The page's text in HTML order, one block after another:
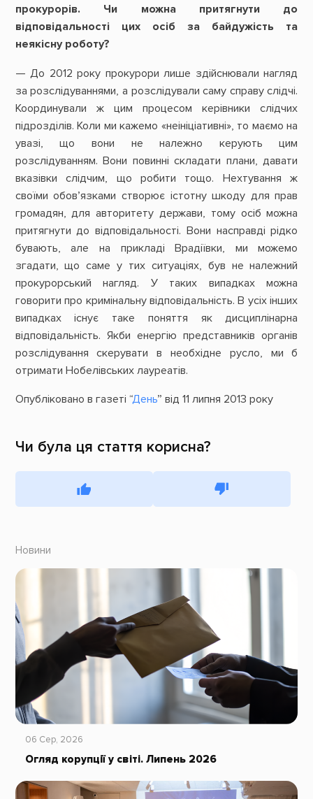
прокурорів. Чи можна притягнути до
відповідальності цих осіб за байдужість та
неякісну роботу?
— До 2012 року прокурори лише здійснювали нагляд
за розслідуваннями, а розслідували саму справу слідчі.
Координували ж цим процесом керівники слідчих
підрозділів. Коли ми кажемо «неініціативні», то маємо на
увазі, що вони не належно керують цим
розслідуванням. Вони повинні складати плани, давати
вказівки слідчим, що робити тощо. Нехтування ж
своїми обов’язками створює істотну шкоду для прав
громадян, для авторитету держави, тому осіб можна
притягнути до відповідальності. Вони насправді рідко
бувають, але на прикладі Врадіївки, ми можемо
згадати, що саме у тих ситуаціях, був не належний
прокурорський нагляд. У таких випадках можна
говорити про кримінальну відповідальність. В усіх інших
випадках існує таке поняття як дисциплінарна
відповідальність. Якби енергію представників органів
розслідування скерувати в необхідне русло, ми б
отримати Нобелівських лауреатів.
Опубліковано в газеті “День” від 11 липня 2013 року
Чи була ця стаття корисна?
Новини
06 Сер, 2026
Огляд корупції у світі. Липень 2026